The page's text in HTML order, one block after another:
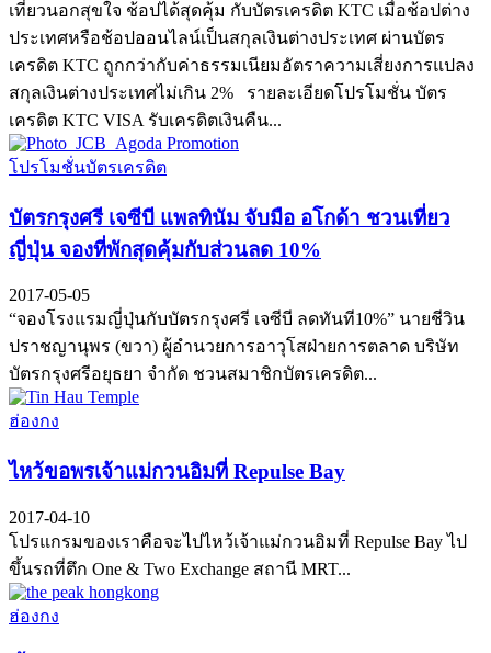
เที่ยวนอกสุขใจ ช้อปได้สุดคุ้ม กับบัตรเครดิต KTC เมื่อช้อปต่าง
ประเทศหรือช้อปออนไลน์เป็นสกุลเงินต่างประเทศ ผ่านบัตร
เครดิต KTC ถูกกว่ากับค่าธรรมเนียมอัตราความเสี่ยงการแปลง
สกุลเงินต่างประเทศไม่เกิน 2% รายละเอียดโปรโมชั่น บัตร
เครดิต KTC VISA รับเครดิตเงินคืน...
โปรโมชั่นบัตรเครดิต
บัตรกรุงศรี เจซีบี แพลทินัม จับมือ อโกด้า ชวนเที่ยว
ญี่ปุ่น จองที่พักสุดคุ้มกับส่วนลด 10%
2017-05-05
“จองโรงแรมญี่ปุ่นกับบัตรกรุงศรี เจซีบี ลดทันที10%” นายชีวิน
ปราชญานุพร (ขวา) ผู้อำนวยการอาวุโสฝ่ายการตลาด บริษัท
บัตรกรุงศรีอยุธยา จำกัด ชวนสมาชิกบัตรเครดิต...
ฮ่องกง
ไหว้ขอพรเจ้าแม่กวนอิมที่ Repulse Bay
2017-04-10
โปรแกรมของเราคือจะไปไหว้เจ้าแม่กวนอิมที่ Repulse Bay ไป
ขึ้นรถที่ตึก One & Two Exchange สถานี MRT...
ฮ่องกง